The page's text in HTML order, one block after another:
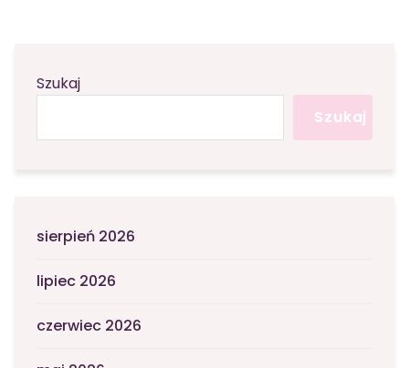
Szukaj
Szukaj
sierpień 2026
lipiec 2026
czerwiec 2026